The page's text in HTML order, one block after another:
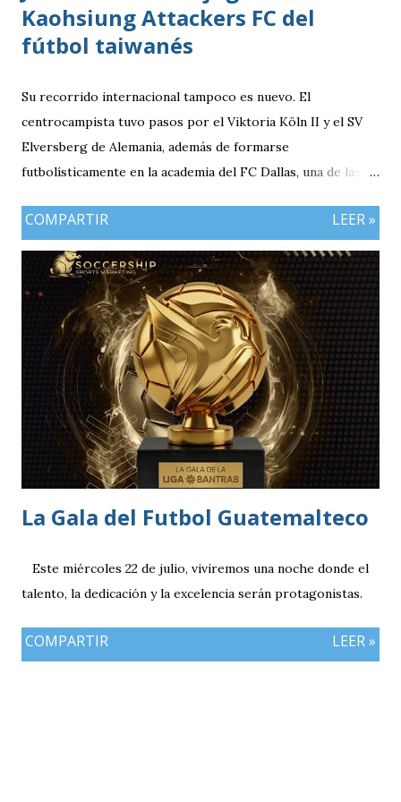
Kaohsiung Attackers FC del
fútbol taiwanés
Su recorrido internacional tampoco es nuevo. El
centrocampista tuvo pasos por el Viktoria Köln II y el SV
Elversberg de Alemania, además de formarse
futbolísticamente en la academia del FC Dallas, una de las
experiencia que marcó el inicio de su desarrollo como
Kaohsiung Attackers FC, una institución de crecimiento
reciente dentro del fútbol taiwanés. El club nació en 2016
con su equipo femenino y fue hasta 2025 cuando creó su
rama masculina, la cual comenzó su recorrido en la Segunda
División antes de conseguir el ascenso a la máxima
categoría.
COMPARTIR LEER »
La Gala del Futbol Guatemalteco
Este miércoles 22 de julio, viviremos una noche donde el
talento, la dedicación y la excelencia serán protagonistas.
COMPARTIR LEER »